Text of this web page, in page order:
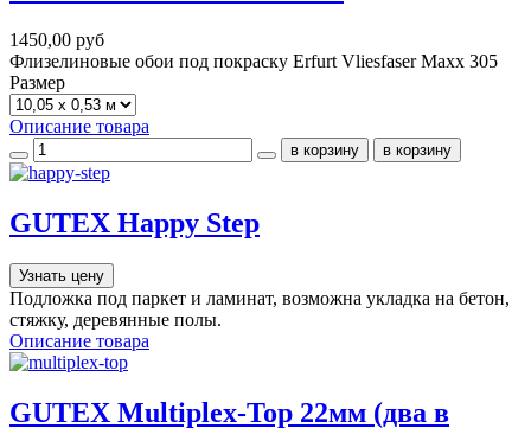
1450,00 руб
Флизелиновые обои под покраску Erfurt Vliesfaser Maxx 305
Размер
Описание товара
GUTEX Happy Step
Узнать цену
Подложка под паркет и ламинат, возможна укладка на бетон,
стяжку, деревянные полы.
Описание товара
GUTEX Multiplex-Top 22мм (два в